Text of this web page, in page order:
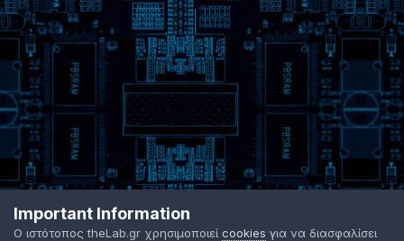
Important Information
Ο ιστότοπος theLab.gr χρησιμοποιεί cookies για να διασφαλίσει